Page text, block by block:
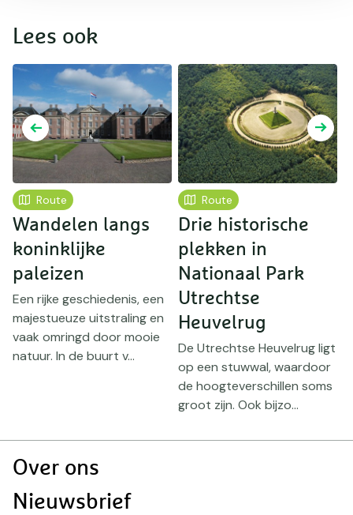
Lees ook
Route
Wandelen langs
koninklijke
paleizen
Een rijke geschiedenis, een
majestueuze uitstraling en
vaak omringd door mooie
natuur. In de buurt v...
Route
Drie historische
plekken in
Nationaal Park
Utrechtse
Heuvelrug
De Utrechtse Heuvelrug ligt
op een stuwwal, waardoor
de hoogteverschillen soms
groot zijn. Ook bijzo...
Doormat
Over ons
Nieuwsbrief